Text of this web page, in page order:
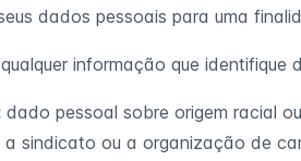
dados pessoais para uma
qualquer informação que identifique
dado pessoal sobre origem racial
sindicato ou a organização de